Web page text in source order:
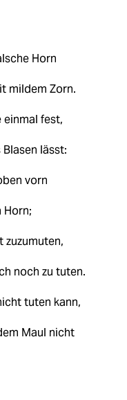
Horn
mildem Zorn.
einmal fest,
lässt:
vorn
Horn;
zuzumuten,
noch zu tuten.
tuten kann,
Maul nicht